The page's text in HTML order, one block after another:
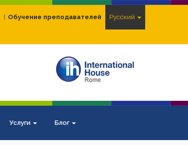
Обучение преподавателей Pусский
Услуги Блог